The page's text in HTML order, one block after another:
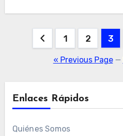
Posts
pagination
1 2 3
« Previous Page—
Enlaces Rápidos
Quiénes Somos